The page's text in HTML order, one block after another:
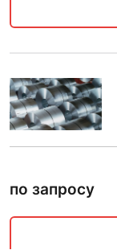
по запросу